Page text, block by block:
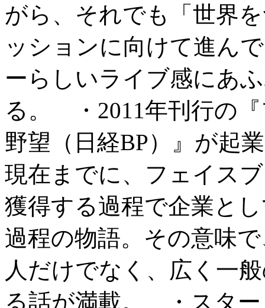
がら、それでも「世界
ッションに向けて進ん
ーらしいライブ感にあ
る。 ・2011年刊行の
野望（日経BP）』が起
現在までに、フェイス
獲得する過程で企業と
過程の物語。その意味
人だけでなく、広く一
る話が満載。 ・スタ